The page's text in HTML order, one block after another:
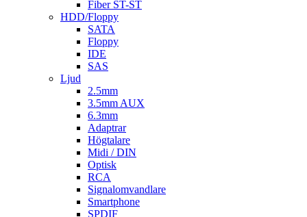
Fiber ST-ST
HDD/Floppy
SATA
Floppy
IDE
SAS
Ljud
2.5mm
3.5mm AUX
6.3mm
Adaptrar
Högtalare
Midi / DIN
Optisk
RCA
Signalomvandlare
Smartphone
SPDIF